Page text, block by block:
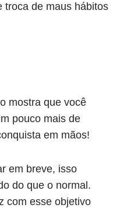
troca de maus hábitos
mostra que você
pouco mais de
em mãos!
em breve, isso
do que o normal.
com esse objetivo